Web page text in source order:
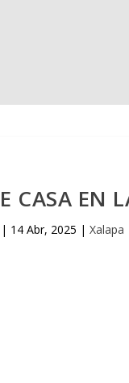
CASA EN
| 14 Abr, 2025 | Xalapa